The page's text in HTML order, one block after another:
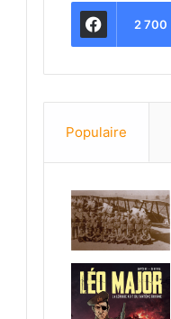
2 700
Populaire